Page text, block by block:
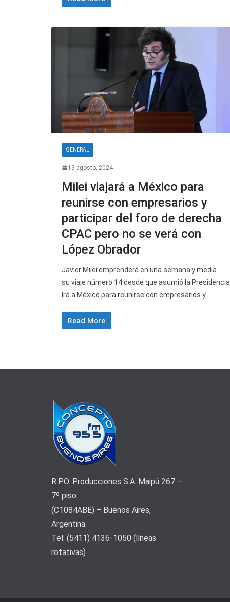
GENERAL
13 agosto, 2024
Milei viajará a México para
reunirse con empresarios y
participar del foro de derecha
CPAC pero no se verá con
López Obrador
Javier Milei emprenderá en una semana y media
su viaje número 14 desde que asumió la Presidencia.
Irá a México para reunirse con empresarios y
Read More
R.P.O. Producciones S.A. Maipú 267 –
7º piso
(C1084ABE) – Buenos Aires,
Argentina.
Tel: (5411) 4136-1050 (líneas
rotativas)